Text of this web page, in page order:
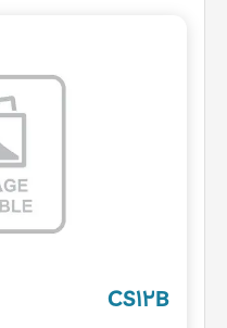
CS12B